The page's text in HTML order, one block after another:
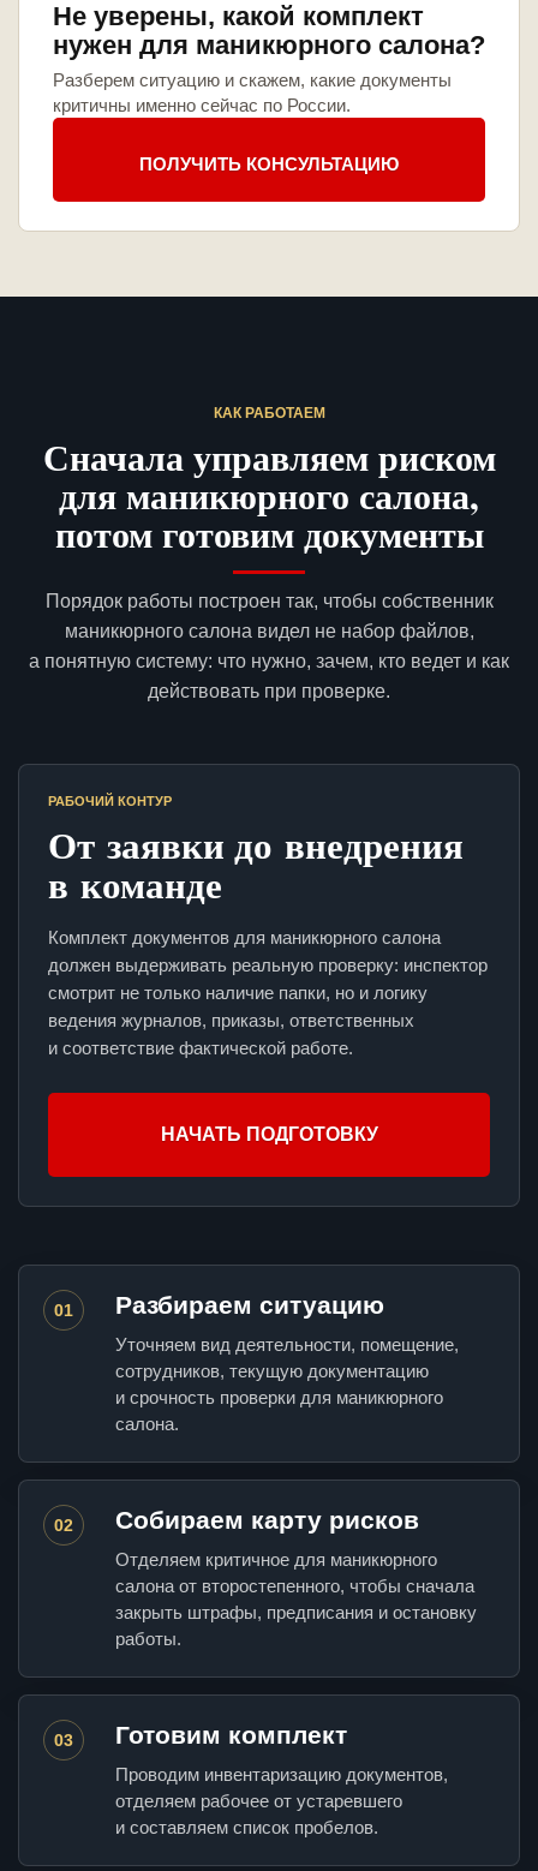
Не уверены, какой комплект
нужен для маникюрного салона?
Разберем ситуацию и скажем, какие документы
критичны именно сейчас по России.
ПОЛУЧИТЬ КОНСУЛЬТАЦИЮ
КАК РАБОТАЕМ
Сначала управляем риском
для маникюрного салона,
потом готовим документы
Порядок работы построен так, чтобы собственник
маникюрного салона видел не набор файлов,
а понятную систему: что нужно, зачем, кто ведет и как
действовать при проверке.
РАБОЧИЙ КОНТУР
От заявки до внедрения
в команде
Комплект документов для маникюрного салона
должен выдерживать реальную проверку: инспектор
смотрит не только наличие папки, но и логику
ведения журналов, приказы, ответственных
и соответствие фактической работе.
НАЧАТЬ ПОДГОТОВКУ
01 Разбираем ситуацию
Уточняем вид деятельности, помещение,
сотрудников, текущую документацию
и срочность проверки для маникюрного
салона.
02 Собираем карту рисков
Отделяем критичное для маникюрного
салона от второстепенного, чтобы сначала
закрыть штрафы, предписания и остановку
работы.
03 Готовим комплект
Проводим инвентаризацию документов,
отделяем рабочее от устаревшего
и составляем список пробелов.